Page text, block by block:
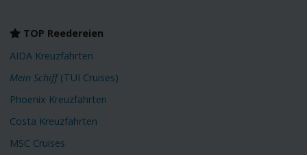
TOP Reedereien
AIDA Kreuzfahrten
Mein Schiff(TUI Cruises)
Phoenix Kreuzfahrten
Costa Kreuzfahrten
MSC Cruises